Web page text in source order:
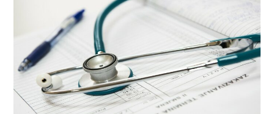
MÉDECINE DOUCE
BIEN-ÊTRE
SANTÉ BUCCO-DENTAIRE